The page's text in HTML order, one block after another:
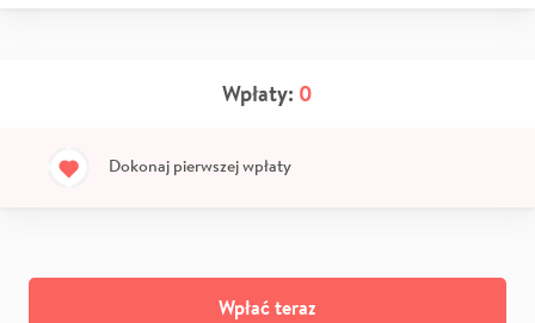
Wpłaty: 0
Dokonaj pierwszej wpłaty
Wpłać teraz